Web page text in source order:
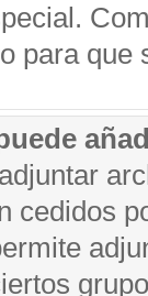
para que
cedidos